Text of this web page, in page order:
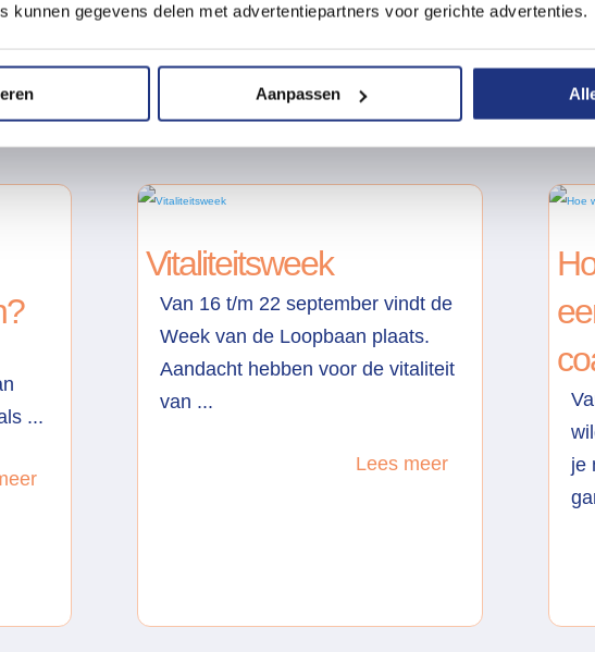
kunnen gegevens delen met advertentiepartners voor gerichte advertenties.
Aanpassen
Meer nieuws &
...
Vitaliteitsweek
Van 16 t/m 22 september vindt de
Week van de Loopbaan plaats.
Aandacht hebben voor de vitaliteit
van ...
Lees meer
je